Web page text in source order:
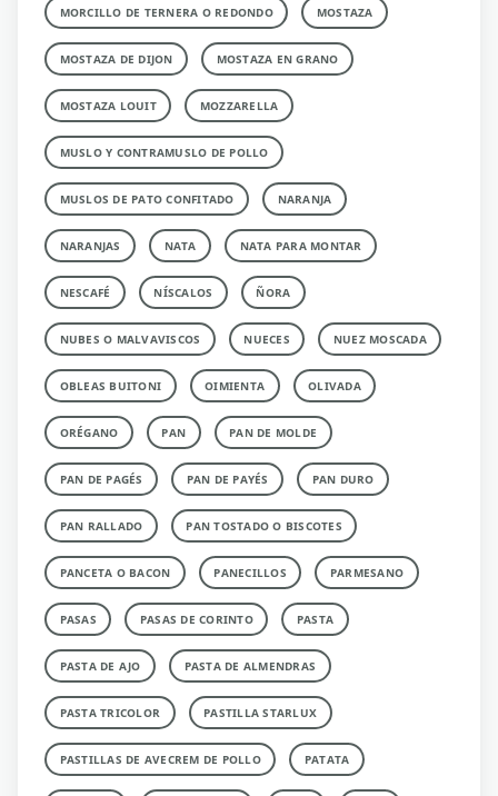
MORCILLO DE TERNERA O REDONDO MOSTAZA
MOSTAZA DE DIJON MOSTAZA EN GRANO
MOSTAZA LOUIT MOZZARELLA
MUSLO Y CONTRAMUSLO DE POLLO
MUSLOS DE PATO CONFITADO NARANJA
NARANJAS NATA NATA PARA MONTAR
NESCAFÉ NÍSCALOS ÑORA
NUBES O MALVAVISCOS NUECES NUEZ MOSCADA
OBLEAS BUITONI OIMIENTA OLIVADA
ORÉGANO PAN PAN DE MOLDE
PAN DE PAGÉS PAN DE PAYÉS PAN DURO
PAN RALLADO PAN TOSTADO O BISCOTES
PANCETA O BACON PANECILLOS PARMESANO
PASAS PASAS DE CORINTO PASTA
PASTA DE AJO PASTA DE ALMENDRAS
PASTA TRICOLOR PASTILLA STARLUX
PASTILLAS DE AVECREM DE POLLO PATATA